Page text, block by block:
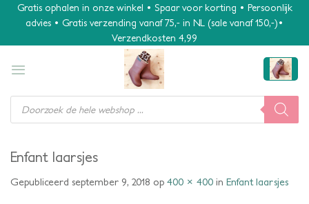
Gratis ophalen in onze winkel • Spaar voor korting • Persoonlijk
advies • Gratis verzending vanaf 75,- in NL (sale vanaf 150,-)•
Verzendkosten 4,99
Producten
zoeken
Enfant laarsjes
Gepubliceerd september 9, 2018 op 400 × 400 in Enfant laarsjes